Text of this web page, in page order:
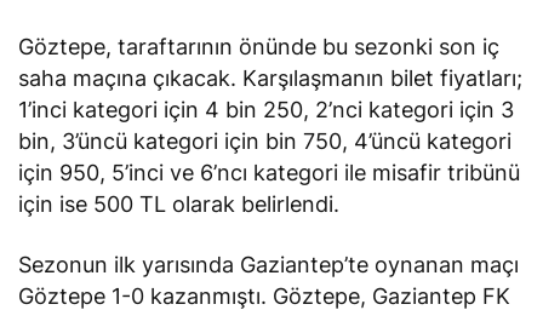
Göztepe, taraftarının önünde bu sezonki son iç
saha maçına çıkacak. Karşılaşmanın bilet fiyatları;
1’inci kategori için 4 bin 250, 2’nci kategori için 3
bin, 3’üncü kategori için bin 750, 4’üncü kategori
için 950, 5’inci ve 6’ncı kategori ile misafir tribünü
için ise 500 TL olarak belirlendi.
Sezonun ilk yarısında Gaziantep’te oynanan maçı
Göztepe 1-0 kazanmıştı. Göztepe, Gaziantep FK